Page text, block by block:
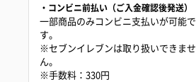
・コンビニ前払い（ご入金確認後発送）
一部商品のみコンビニ支払いが可能で
す。
※セブンイレブンは取り扱いできませ
ん。
※手数料：330円